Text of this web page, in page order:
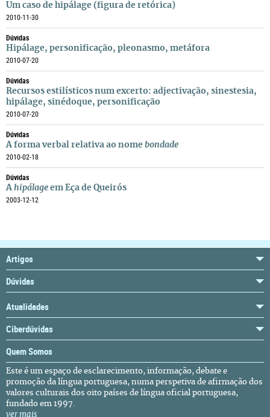
Um caso de hipálage (figura de retórica)
2010-11-30
Dúvidas
Hipálage, personificação, pleonasmo, metáfora
2010-07-20
Dúvidas
Recursos estilísticos num excerto: adjectivação, sinestesia,
hipálage, sinédoque, personificação
2010-07-20
Dúvidas
A forma verbal relativa ao nome bondade
2010-02-18
Dúvidas
A hipálage em Eça de Queirós
2003-12-12
Artigos
Dúvidas
Atualidades
Ciberdúvidas
Quem Somos
Este é um espaço de esclarecimento, informação, debate e
promoção da língua portuguesa, numa perspetiva de afirmação dos
valores culturais dos oito países de língua oficial portuguesa,
fundado em 1997.
ver mais